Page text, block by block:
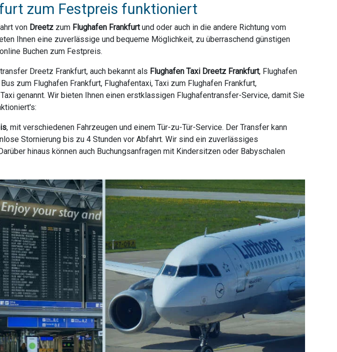
zum Festpreis funktioniert
von Dreetz zum Flughafen Frankfurtund oder auch in die andere Richtung vom
Ihnen eine zuverlässige und bequeme Möglichkeit, zu überraschend günstigen
Buchen zum Festpreis.
Dreetz Frankfurt, auch bekannt als Flughafen Taxi Dreetz Frankfurt, Flughafen
zum Flughafen Frankfurt, Flughafentaxi, Taxi zum Flughafen Frankfurt,
genannt. Wir bieten Ihnen einen erstklassigen Flughafentransfer-Service, damit Sie
, mit verschiedenen Fahrzeugen und einem Tür-zu-Tür-Service. Der Transfer kann
Stornierung bis zu 4 Stunden vor Abfahrt. Wir sind ein zuverlässiges
hinaus können auch Buchungsanfragen mit Kindersitzen oder Babyschalen